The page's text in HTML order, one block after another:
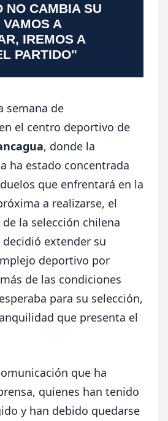
NO CAMBIA SU
A
IREMOS A
PARTIDO"
semana de
el centro deportivo de
, donde la
ha estado concentrada
que enfrentará en la
a realizarse, el
la selección chilena
decidió extender su
deportivo por
de las condiciones
para su selección,
que presenta el
que ha
quienes han tenido
y han debido quedarse